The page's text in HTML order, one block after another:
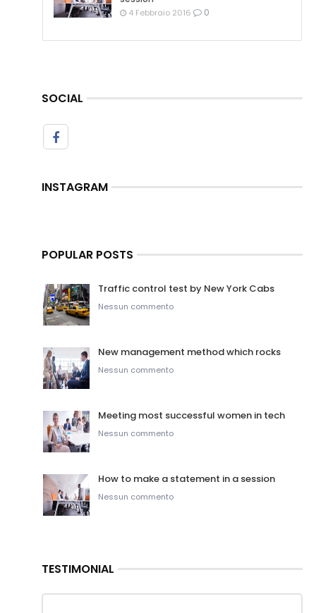
4 Febbraio 2016 0
SOCIAL
INSTAGRAM
POPULAR POSTS
Traffic control test by New York Cabs
Nessun commento
New management method which rocks
Nessun commento
Meeting most successful women in tech
Nessun commento
How to make a statement in a session
Nessun commento
TESTIMONIAL